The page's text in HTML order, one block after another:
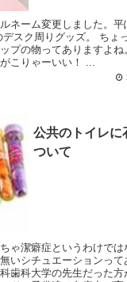
ネーム変更しました。
スク周りグッズ。 ちょ
プの物ってありますよ
こりゃーいい！ ...
公共のトイレに
ついて
ゃ潔癖症というわけで
いシチュエーションっ
歯科大学の先生だった